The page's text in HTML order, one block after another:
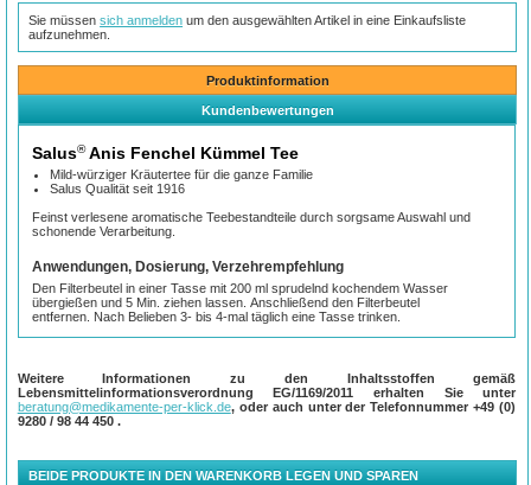
Sie müssensich anmelden um den ausgewählten Artikel in eine Einkaufsliste
aufzunehmen.
Produktinformation
Kundenbewertungen
Salus®Anis Fenchel Kümmel Tee
Mild-würziger Kräutertee für die ganze Familie
Salus Qualität seit 1916
Feinst verlesene aromatische Teebestandteile durch sorgsame Auswahl und
schonende Verarbeitung.
Anwendungen, Dosierung, Verzehrempfehlung
Den Filterbeutel in einer Tasse mit 200 ml sprudelnd kochendem Wasser
übergießen und 5 Min. ziehen lassen.Anschließend den Filterbeutel
entfernen. Nach Belieben 3- bis 4-mal täglich eine Tasse trinken.
Weitere Informationen zu den Inhaltsstoffen gemäß
Lebensmittelinformationsverordnung EG/1169/2011 erhalten Sie unter
beratung@medikamente-per-klick.de, oder auch unter der Telefonnummer+49 (0)
9280 / 98 44 450 .
BEIDE PRODUKTE IN DEN WARENKORB LEGEN UND SPAREN